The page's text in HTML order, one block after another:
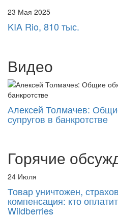
KIA Rio, 810 тыс.
Видео
Алексей Толмачев: Общие
супругов в банкротстве
Горячие
24 Июля
Товар уничтожен,
компенсация: кто
Wildberries